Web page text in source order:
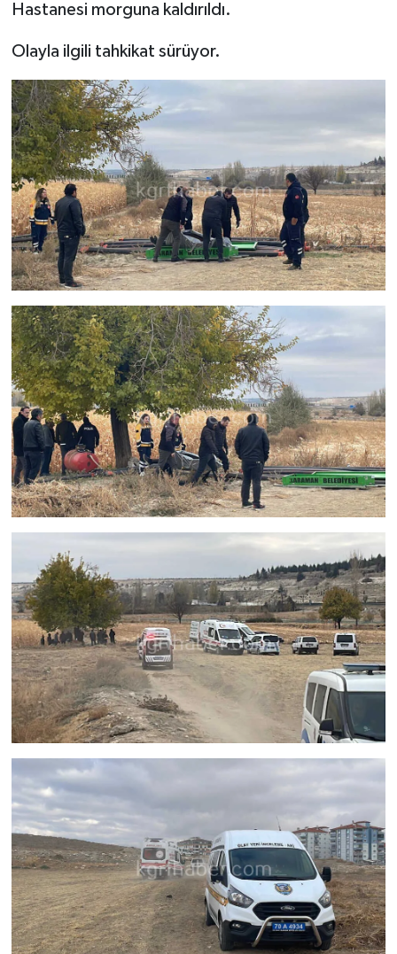
Hastanesi morguna kaldırıldı.
Olayla ilgili tahkikat sürüyor.